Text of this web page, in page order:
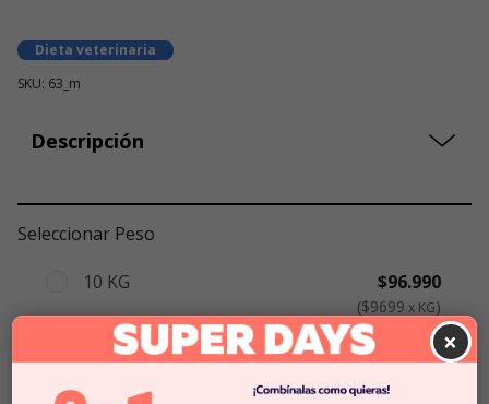
Dieta veterinaria
SKU: 63_m
Descripción
Seleccionar Peso
10 KG
$9699 x KG
$96.990
2 KG ×